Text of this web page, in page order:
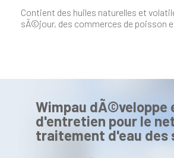
Contient des huiles naturelles et
sÃ©jour, des commerces de poisson
Wimpau
d'entretien pour le
traitement d'eau des